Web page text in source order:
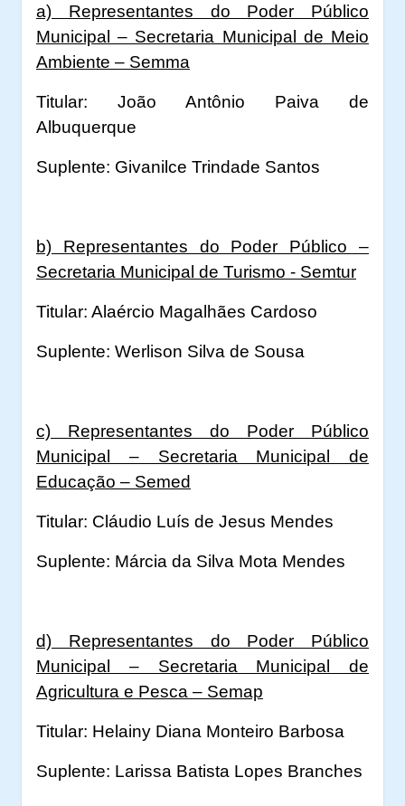
a) Representantes do Poder Público
Municipal – Secretaria Municipal de Meio
Ambiente – Semma
Titular: João Antônio Paiva de
Albuquerque
Suplente: Givanilce Trindade Santos
b) Representantes do Poder Público –
Secretaria Municipal de Turismo - Semtur
Titular: Alaércio Magalhães Cardoso
Suplente: Werlison Silva de Sousa
c) Representantes do Poder Público
Municipal – Secretaria Municipal de
Educação – Semed
Titular: Cláudio Luís de Jesus Mendes
Suplente: Márcia da Silva Mota Mendes
d) Representantes do Poder Público
Municipal – Secretaria Municipal de
Agricultura e Pesca – Semap
Titular: Helainy Diana Monteiro Barbosa
Suplente: Larissa Batista Lopes Branches